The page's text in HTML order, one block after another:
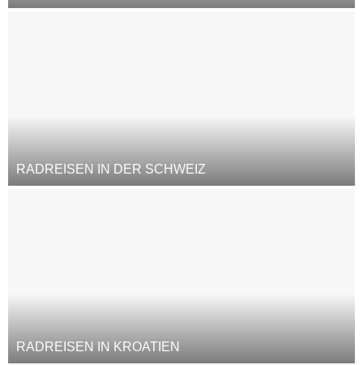
RADREISEN IN DER SCHWEIZ
RADREISEN IN KROATIEN